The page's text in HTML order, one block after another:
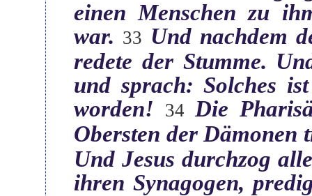
einen Menschen zu
war.‎
Und nachdem
redete der Stumme.
und sprach: Solches
worden!‎
‏34Die
Obersten der
Und Jesus durchzog
ihren Synagogen,